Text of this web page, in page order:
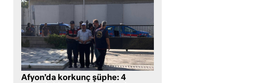
Afyon’da korkunç şüphe: 4